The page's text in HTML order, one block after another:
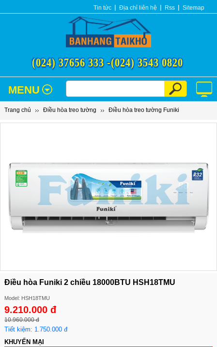
Tin tức Địa chỉ liên hệ Rss Sitemap
(024) 37656 333 -(024) 3543 0820
MENU
Trang chủ Điều hòa treo tường Điều hòa treo tường Funiki
Điều hòa Funiki 2 chiều 18000BTU HSH18TMU
Model: HSH18TMU
9.210.000 đ
10.960.000 đ
Tiết kiệm: 1.750.000 đ
KHUYẾN MẠI